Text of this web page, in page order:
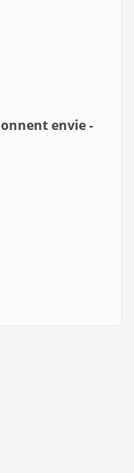
envie -